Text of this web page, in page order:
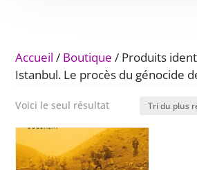
Accueil / Boutique / Produits
Istanbul. Le procès du génocide
Voici le seul résultat